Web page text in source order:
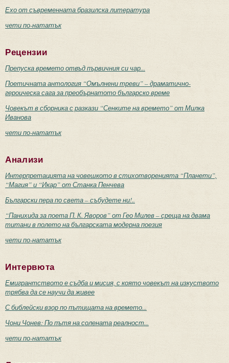
Ехо от съвременната бразилска литература
чети по-нататък
Рецензии
Препуска времето отвъд първичния си чар...
Поетичната антология “Омълнени треви” – драматично-
героическа сага за преобърнатото българско време
Човекът в сборника с разкази “Сенките на времето” от Милка
Иванова
чети по-нататък
Анализи
Интерпретацията на човешкото в стихотворенията “Планети”,
“Магия” и “Икар” от Станка Пенчева
Български пера по света – събудете ни!..
“Панихида за поета П. К. Яворов” от Гео Милев – среща на двама
титани в полето на българската модерна поезия
чети по-нататък
Интервюта
Емигрантството е съдба и мисия, с която човекът на изкуството
трябва да се научи да живее
С библейски взор по пътищата на времето...
Чони Чонев: По пътя на солената реалност...
чети по-нататък